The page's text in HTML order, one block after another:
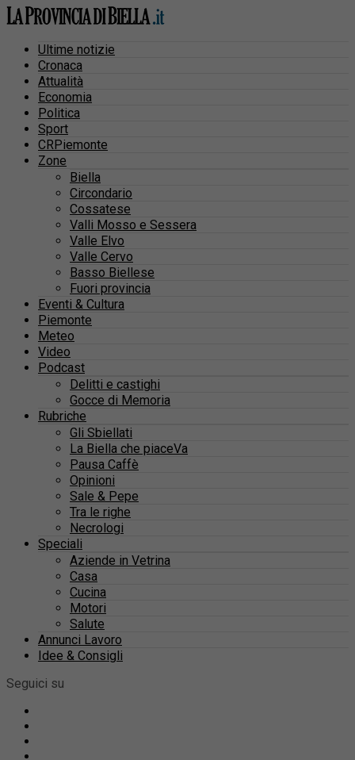
Ultime notizie
Cronaca
Attualità
Economia
Politica
Sport
CRPiemonte
Zone
Biella
Circondario
Cossatese
Valli Mosso e Sessera
Valle Elvo
Valle Cervo
Basso Biellese
Fuori provincia
Eventi & Cultura
Piemonte
Meteo
Video
Podcast
Delitti e castighi
Gocce di Memoria
Rubriche
Gli Sbiellati
La Biella che piaceVa
Pausa Caffè
Opinioni
Sale & Pepe
Tra le righe
Necrologi
Speciali
Aziende in Vetrina
Casa
Cucina
Motori
Salute
Annunci Lavoro
Idee & Consigli
Seguici su